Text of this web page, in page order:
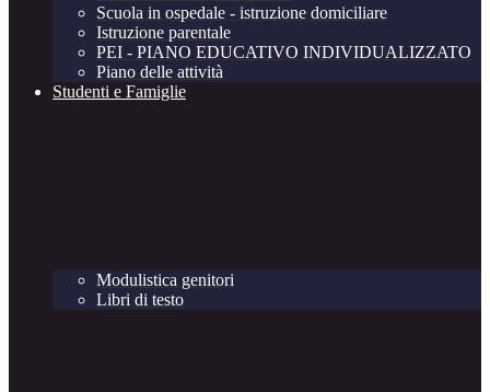
Scuola in ospedale - istruzione domiciliare
Istruzione parentale
PEI - PIANO EDUCATIVO INDIVIDUALIZZATO
Piano delle attività
Studenti e Famiglie
Modulistica genitori
Libri di testo